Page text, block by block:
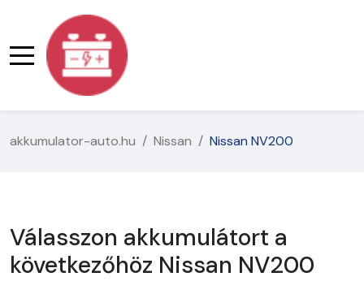
akkumulator-auto.hu Nissan Nissan NV200
Válasszon akkumulátort a
következőhöz Nissan NV200